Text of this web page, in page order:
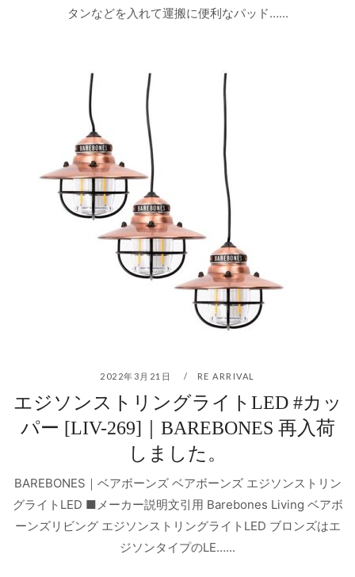
タンなどを入れて運搬に便利なパッド…...
2022年3月21日 RE ARRIVAL
エジソンストリングライトLED #カッ
パー [LIV-269]｜BAREBONES 再入荷
しました。
BAREBONES｜ベアボーンズ ベアボーンズ エジソンストリン
グライトLED ■メーカー説明文引用 Barebones Living ベアボ
ーンズリビング エジソンストリングライトLED ブロンズはエ
ジソンタイプのLE…...